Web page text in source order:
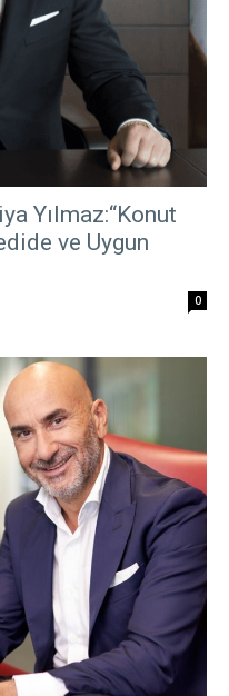
Yılmaz:“Konut
ve Uygun
0